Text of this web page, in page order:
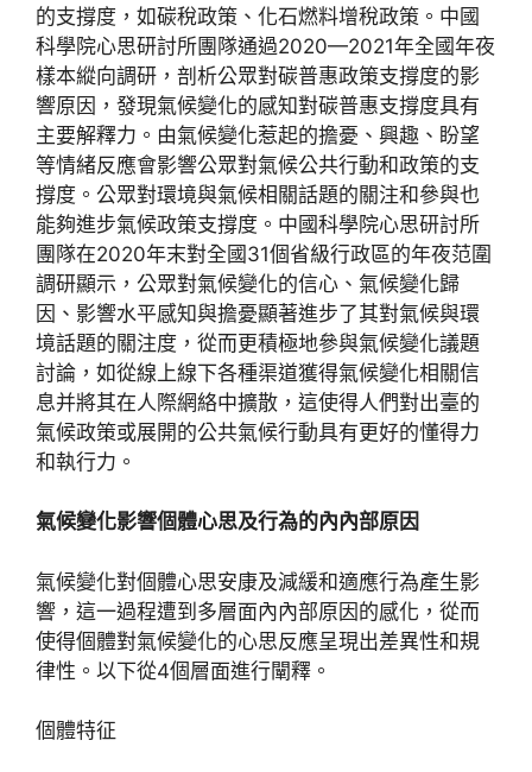
的支撐度，如碳稅政策、化石燃料增稅政策。中國
科學院心思研討所團隊通過2020—2021年全國年夜
樣本縱向調研，剖析公眾對碳普惠政策支撐度的影
響原因，發現氣候變化的感知對碳普惠支撐度具有
主要解釋力。由氣候變化惹起的擔憂、興趣、盼望
等情緒反應會影響公眾對氣候公共行動和政策的支
撐度。公眾對環境與氣候相關話題的關注和參與也
能夠進步氣候政策支撐度。中國科學院心思研討所
團隊在2020年末對全國31個省級行政區的年夜范圍
調研顯示，公眾對氣候變化的信心、氣候變化歸
因、影響水平感知與擔憂顯著進步了其對氣候與環
境話題的關注度，從而更積極地參與氣候變化議題
討論，如從線上線下各種渠道獲得氣候變化相關信
息并將其在人際網絡中擴散，這使得人們對出臺的
氣候政策或展開的公共氣候行動具有更好的懂得力
和執行力。
氣候變化影響個體心思及行為的內內部原因
氣候變化對個體心思安康及減緩和適應行為產生影
響，這一過程遭到多層面內內部原因的感化，從而
使得個體對氣候變化的心思反應呈現出差異性和規
律性。以下從4個層面進行闡釋。
個體特征